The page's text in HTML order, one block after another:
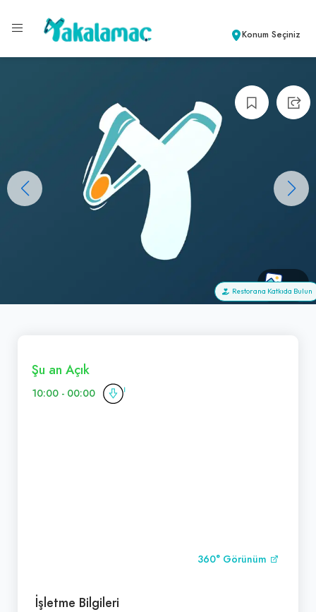
Konum Seçiniz
+0
Restorana Katkıda Bulun
Şu an Açık
10:00 - 00:00
360° Görünüm
İşletme Bilgileri